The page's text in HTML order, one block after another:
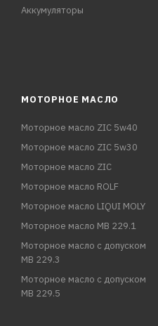
Аккумуляторы
МОТОРНОЕ МАСЛО
Моторное масло ZIC 5w40
Моторное масло ZIC 5w30
Моторное масло ZIC
Моторное масло ROLF
Моторное масло LIQUI MOLY
Моторное масло MB 229.1
Моторное масло с допуском
MB 229.3
Моторное масло с допуском
MB 229.5